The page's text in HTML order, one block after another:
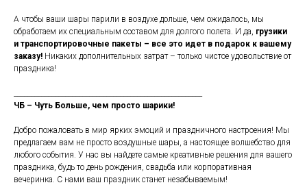
А чтобы ваши шары парили в воздухе дольше, чем ожидалось, мы
обработаем их специальным составом для долгого полета. И да, грузики
и транспортировочные пакеты – все это идет в подарок к вашему
заказу! Никаких дополнительных затрат – только чистое удовольствие от
праздника!
ЧБ – Чуть Больше, чем просто шарики!
Добро пожаловать в мир ярких эмоций и праздничного настроения! Мы
предлагаем вам не просто воздушные шары, а настоящее волшебство для
любого события. У нас вы найдете самые креативные решения для вашего
праздника, будь то день рождения, свадьба или корпоративная
вечеринка. С нами ваш праздник станет незабываемым!